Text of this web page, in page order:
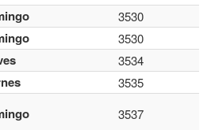
3530
3530
3534
3535
3537